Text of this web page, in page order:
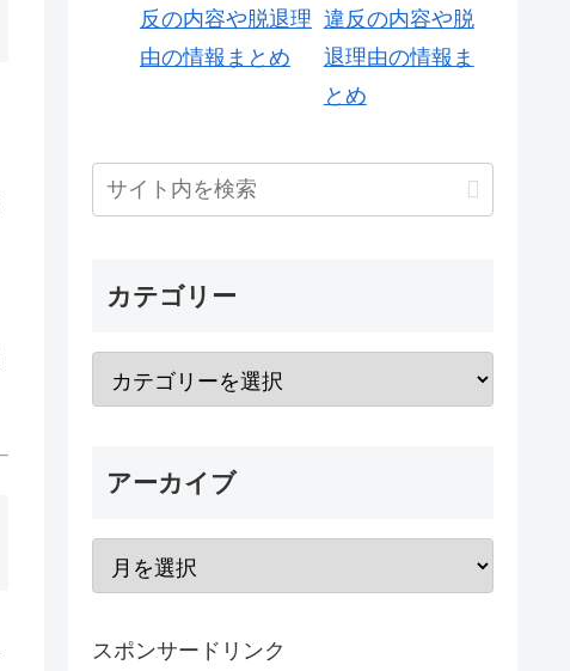
違反の内容や脱
退理由の情報ま
とめ
カテゴリー
アーカイブ
スポンサードリンク